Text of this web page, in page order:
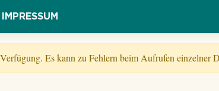
IMPRESSUM
Es kann zu Fehlern beim Aufrufen einzelner